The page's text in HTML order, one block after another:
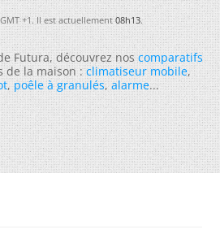
+1. Il est actuellement08h13.
Futura, découvrez noscomparatifs
de la maison :climatiseur mobile,
,poêle à granulés,alarme...